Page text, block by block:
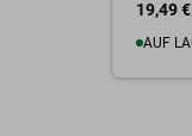
19,49 €
AUF